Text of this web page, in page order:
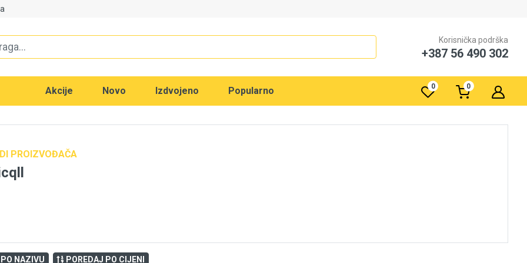
Korisnička podrška
+387 56 490 302
Akcije Novo Izdvojeno Popularno 0 0
PROIZVOĐAČA
NAZIVU POREDAJ PO CIJENI